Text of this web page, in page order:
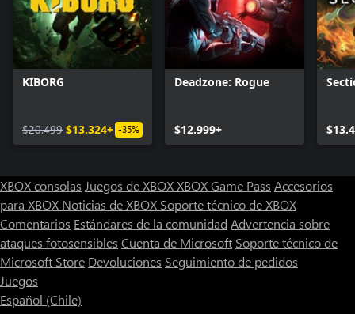
KIBORG
$20.499 $13.324+ -35%
Deadzone: Rogue
$12.999+
XBOX consolas Juegos de XBOXXBOX Game Pass Accesorios
para XBOX Noticias de XBOX Soporte técnico de XBOX
Comentarios Estándares de la comunidad Advertencia sobre
ataques fotosensibles Cuenta de Microsoft Soporte técnico de
Microsoft Store Devoluciones Seguimiento de pedidos
Juegos
Español (Chile)